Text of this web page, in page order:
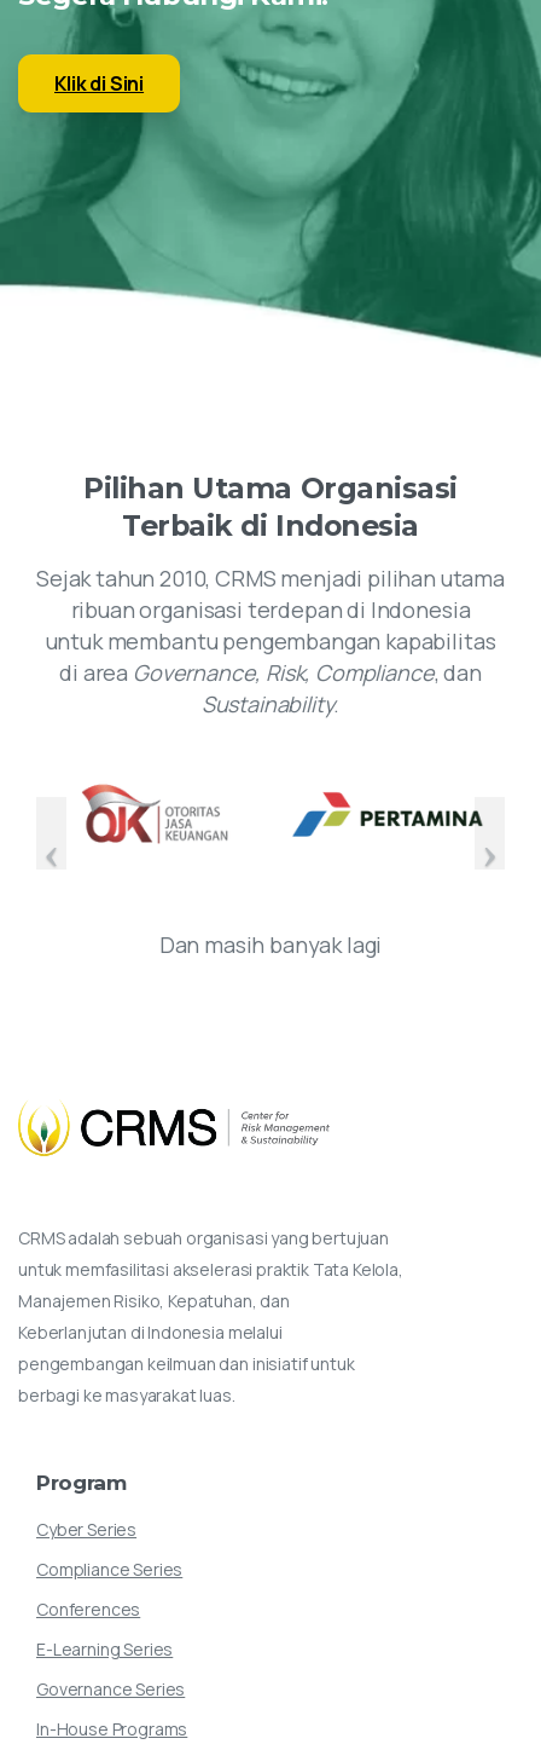
Klik di Sini
Pilihan Utama Organisasi
Terbaik di Indonesia
Sejak tahun 2010, CRMS menjadi pilihan utama
ribuan organisasi terdepan di Indonesia
untuk membantu pengembangan kapabilitas
di area Governance, Risk, Compliance, dan
Sustainability.
Dan masih banyak lagi
CRMS adalah sebuah organisasi yang bertujuan
untuk memfasilitasi akselerasi praktik Tata Kelola,
Manajemen Risiko, Kepatuhan, dan
Keberlanjutan di Indonesia melalui
pengembangan keilmuan dan inisiatif untuk
berbagi ke masyarakat luas.
Program
Cyber Series
Compliance Series
Conferences
E-Learning Series
Governance Series
In-House Programs